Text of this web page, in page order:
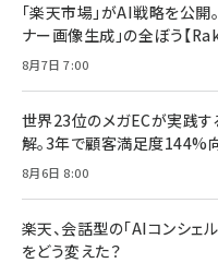
マーケティ
￥2,200
￥1,870
￥1,980
フィードバ
Amazon
「楽天市場」がAI戦略を公開
ナー画像生成」の全ぼう【
8月7日 7:00
世界23位のメガECが実践す
解。3年で顧客満足度144%
8月6日 8:00
楽天、会話型の「AIコンシェ
をどう変えた？